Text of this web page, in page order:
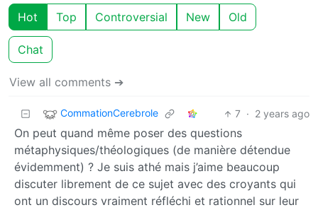
Hot Top Controversial New Old
Chat
View all comments ➔
CommationCerebrole 7 · 2 years ago
On peut quand même poser des questions
métaphysiques/théologiques (de manière détendue
évidemment) ? Je suis athé mais j’aime beaucoup
discuter librement de ce sujet avec des croyants qui
ont un discours vraiment réfléchi et rationnel sur leur